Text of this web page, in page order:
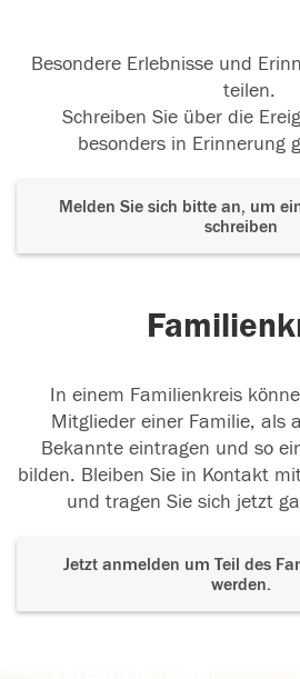
Besondere Erlebnisse und
teilen.
Schreiben Sie über die
besonders in Erinnerung
Melden Sie sich bitte an, um
schreiben
In einem Familienkreis
Mitglieder einer Familie, als
Bekannte eintragen und so
bilden. Bleiben Sie in Kontakt
und tragen Sie sich jetzt
Jetzt anmelden um Teil des
werden.